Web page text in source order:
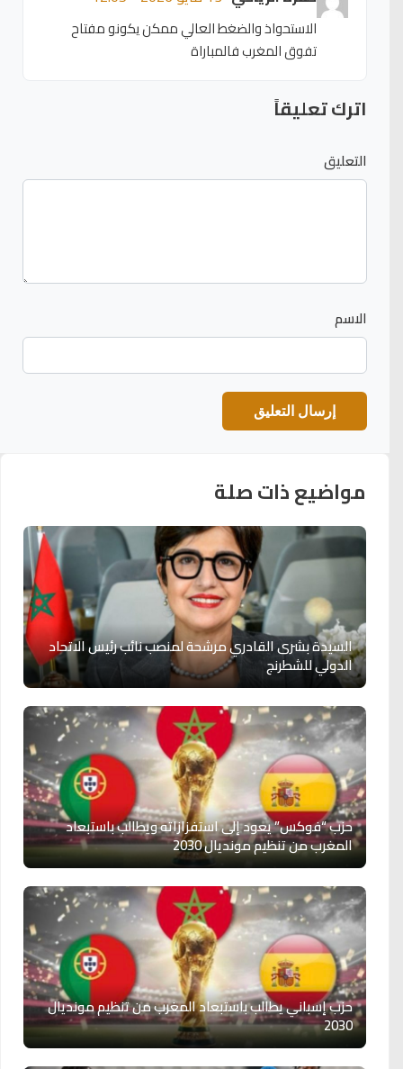
الاستحواذ والضغط العالي ممكن يكونو مفتاح
تفوق المغرب فالمباراة
اترك تعليقاً
التعليق
الاسم
مواضيع ذات صلة
السيدة بشرى القادري مرشحة لمنصب نائب رئيس الاتحاد
الدولي للشطرنج
حزب “فوكس” يعود إلى استفزازاته ويطالب باستبعاد
المغرب من تنظيم مونديال 2030
حزب إسباني يطالب باستبعاد المغرب من تنظيم مونديال
2030